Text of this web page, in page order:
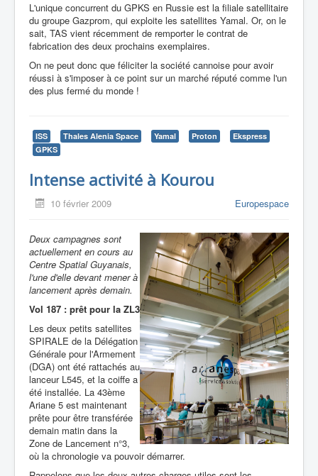
L'unique concurrent du GPKS en Russie est la filiale satellitaire
du groupe Gazprom, qui exploite les satellites Yamal. Or, on le
sait, TAS vient récemment de remporter le contrat de
fabrication des deux prochains exemplaires.
On ne peut donc que féliciter la société cannoise pour avoir
réussi à s'imposer à ce point sur un marché réputé comme l'un
des plus fermé du monde !
ISS Thales Alenia Space Yamal Proton
Ekspress
GPKS
Intense activité à Kourou
10 février 2009 Europespace
Deux campagnes sont
actuellement en cours au
Centre Spatial Guyanais,
l'une d'elle devant mener à
lancement après demain.
Vol 187 : prêt pour la ZL3
Les deux petits satellites
SPIRALE de la Délégation
Générale pour l'Armement
(DGA) ont été rattachés au
lanceur L545, et la coiffe a
été installée. La 43ème
Ariane 5 est maintenant
prête pour être transférée
demain matin dans la
Zone de Lancement n°3,
où la chronologie va pouvoir démarrer.